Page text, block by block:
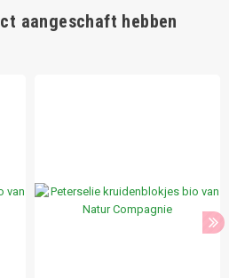
aangeschaft hebben